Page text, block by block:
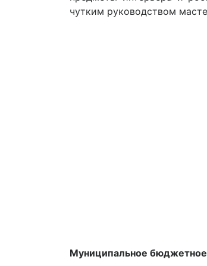
чутким руководством
Муниципальное